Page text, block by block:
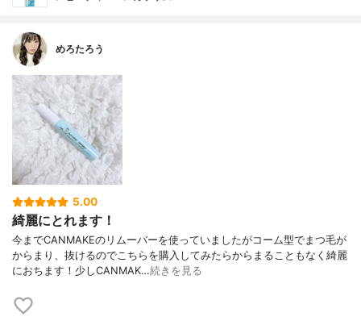
めろたろう
5.00
綺麗にとれます！
今までCANMAKEのリムーバーを使っていましたがコーム型でまつ毛が
からまり、抜けるのでこちらを購入してみたらからまることもなく綺麗
におちます！少しCANMAK…続きを見る